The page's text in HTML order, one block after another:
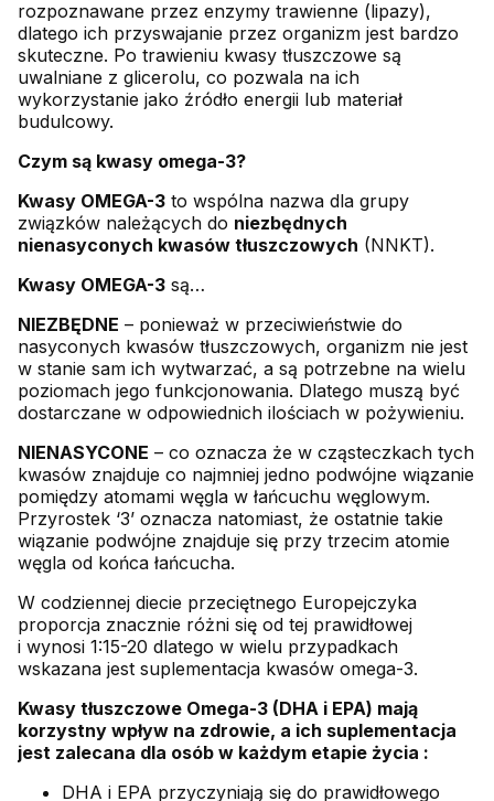
rozpoznawane przez enzymy trawienne (lipazy),
dlatego ich przyswajanie przez organizm jest bardzo
skuteczne. Po trawieniu kwasy tłuszczowe są
uwalniane z glicerolu, co pozwala na ich
wykorzystanie jako źródło energii lub materiał
budulcowy.
Czym są kwasy omega-3?
Kwasy OMEGA-3 to wspólna nazwa dla grupy
związków należących do niezbędnych
nienasyconych kwasów tłuszczowych (NNKT).
Kwasy OMEGA-3 są…
NIEZBĘDNE – ponieważ w przeciwieństwie do
nasyconych kwasów tłuszczowych, organizm nie jest
w stanie sam ich wytwarzać, a są potrzebne na wielu
poziomach jego funkcjonowania. Dlatego muszą być
dostarczane w odpowiednich ilościach w pożywieniu.
NIENASYCONE – co oznacza że w cząsteczkach tych
kwasów znajduje co najmniej jedno podwójne wiązanie
pomiędzy atomami węgla w łańcuchu węglowym.
Przyrostek ‘3’ oznacza natomiast, że ostatnie takie
wiązanie podwójne znajduje się przy trzecim atomie
węgla od końca łańcucha.
W codziennej diecie przeciętnego Europejczyka
proporcja znacznie różni się od tej prawidłowej
i wynosi 1:15-20 dlatego w wielu przypadkach
wskazana jest suplementacja kwasów omega-3.
Kwasy tłuszczowe Omega-3 (DHA i EPA) mają
korzystny wpływ na zdrowie, a ich suplementacja
jest zalecana dla osób w każdym etapie życia :
DHA i EPA przyczyniają się do prawidłowego